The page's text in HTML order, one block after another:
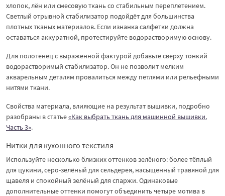
хлопок, лён или смесовую ткань со стабильным переплетением.
Светлый отрывной стабилизатор подойдёт для большинства
плотных тканых материалов. Если изнанка салфетки должна
оставаться аккуратной, протестируйте водорастворимую основу.
Для полотенец с выраженной фактурой добавьте сверху тонкий
водорастворимый стабилизатор. Он не позволит мелким
акварельным деталям провалиться между петлями или рельефными
нитями ткани.
Свойства материала, влияющие на результат вышивки, подробно
разобраны в статье«Как выбрать ткань для машинной вышивки.
Часть 3».
Нитки для кухонного текстиля
Используйте несколько близких оттенков зелёного: более тёплый
для цукини, серо-зелёный для сельдерея, насыщенный травяной для
щавеля и спокойный зелёный для спаржи. Одинаковые
дополнительные оттенки помогут объединить четыре мотива в